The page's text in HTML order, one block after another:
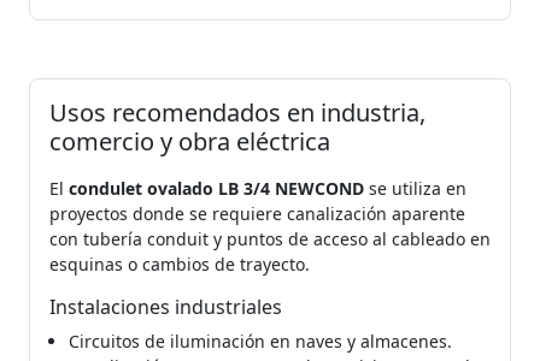
Usos recomendados en industria,
comercio y obra eléctrica
El condulet ovalado LB 3/4 NEWCOND se utiliza en
proyectos donde se requiere canalización aparente
con tubería conduit y puntos de acceso al cableado en
esquinas o cambios de trayecto.
Instalaciones industriales
Circuitos de iluminación en naves y almacenes.